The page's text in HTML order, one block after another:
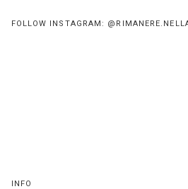
FOLLOW INSTAGRAM:
INFO